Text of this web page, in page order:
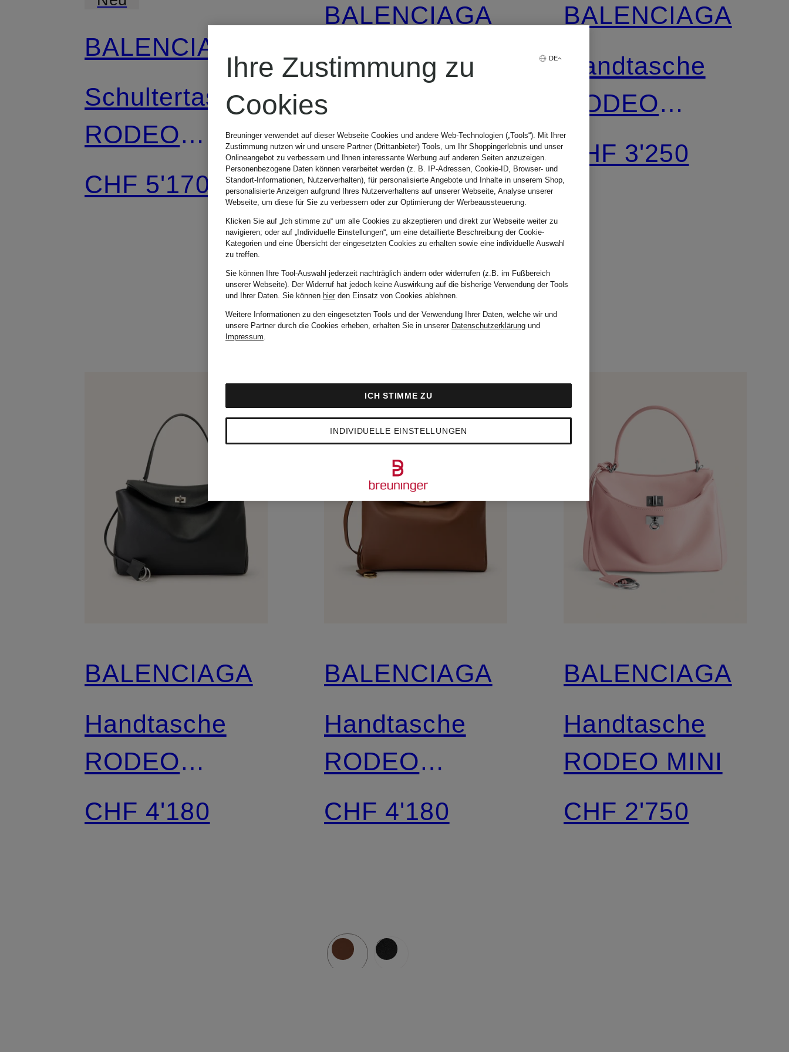
BALENCIAGA
Schultertasche
RODEO
LARGE
CHF 5'170
BALENCIAGA
Handtasche
RODEO
MEDIUM
CHF 4'180
BALENCIAGA
Handtasche
RODEO
SMALL
CHF 3'250
BALENCIAGA
Handtasche
RODEO
MEDIUM
CHF 4'180
BALENCIAGA
Handtasche
RODEO
MEDIUM
CHF 4'180
BALENCIAGA
Handtasche
RODEO MINI
CHF 2'750
DE
Ihre Zustimmung zu
Cookies
Breuninger verwendet auf dieser Webseite Cookies und andere Web-Technologien („Tools“). Mit Ihrer
Zustimmung nutzen wir und unsere Partner (Drittanbieter) Tools, um Ihr Shoppingerlebnis und unser
Onlineangebot zu verbessern und Ihnen interessante Werbung auf anderen Seiten anzuzeigen.
Personenbezogene Daten können verarbeitet werden (z. B. IP-Adressen, Cookie-ID, Browser- und
Standort-Informationen, Nutzerverhalten), für personalisierte Angebote und Inhalte in unserem Shop,
personalisierte Anzeigen aufgrund Ihres Nutzerverhaltens auf unserer Webseite, Analyse unserer
Webseite, um diese für Sie zu verbessern oder zur Optimierung der Werbeaussteuerung.
Klicken Sie auf „Ich stimme zu“ um alle Cookies zu akzeptieren und direkt zur Webseite weiter zu
navigieren; oder auf „Individuelle Einstellungen“, um eine detaillierte Beschreibung der Cookie-
Kategorien und eine Übersicht der eingesetzten Cookies zu erhalten sowie eine individuelle Auswahl
zu treffen.
Sie können Ihre Tool-Auswahl jederzeit nachträglich ändern oder widerrufen (z.B. im Fußbereich
unserer Webseite). Der Widerruf hat jedoch keine Auswirkung auf die bisherige Verwendung der Tools
und Ihrer Daten. Sie können hierden Einsatz von Cookies ablehnen.
Weitere Informationen zu den eingesetzten Tools und der Verwendung Ihrer Daten, welche wir und
unsere Partner durch die Cookies erheben, erhalten Sie in unserer Datenschutzerklärung und
Impressum.
INDIVIDUELLE EINSTELLUNGEN
ICH STIMME ZU